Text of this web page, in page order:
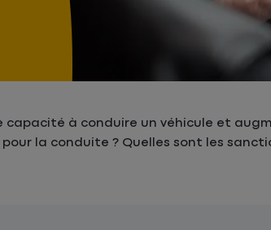
à conduire un véhicule et
la conduite ? Quelles sont les